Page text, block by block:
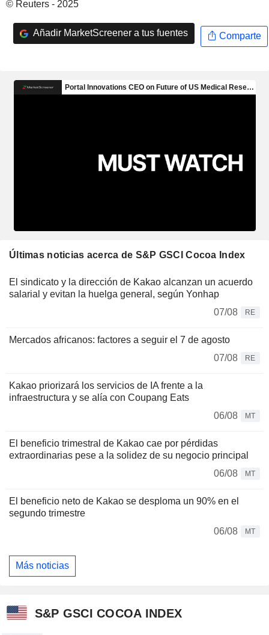
© Reuters - 2025
Añadir MarketScreener a tus fuentes Comparte
Últimas noticias acerca de S&P GSCI Cocoa Index
El sindicato y la dirección de Kakao alcanzan un acuerdo
salarial y evitan la huelga general, según Yonhap
07/08
RE
Mercados africanos: factores a seguir el 7 de agosto
07/08
RE
Kakao priorizará los servicios de IA frente a la
infraestructura y se alía con Coupang Eats
06/08
MT
El beneficio trimestral de Kakao cae por pérdidas
extraordinarias pese a la solidez de su negocio principal
06/08
MT
El beneficio neto de Kakao se desploma un 90% en el
segundo trimestre
06/08
MT
Más noticias
S&P GSCI COCOA INDEX